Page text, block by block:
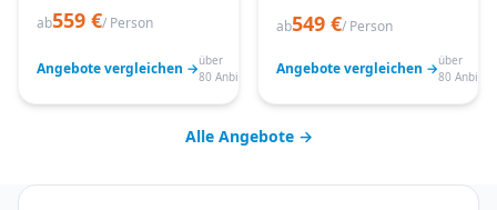
ab559 €/ Person
Angebote vergleichen →über
80 Anbieter
ab549 €/ Person
Angebote vergleichen →über
80
Alle Angebote →